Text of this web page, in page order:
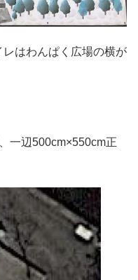
はわんぱく広場の横が
一辺500cm×550cm正